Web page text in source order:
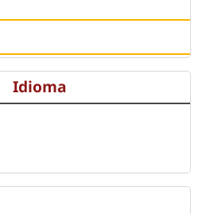
Idioma